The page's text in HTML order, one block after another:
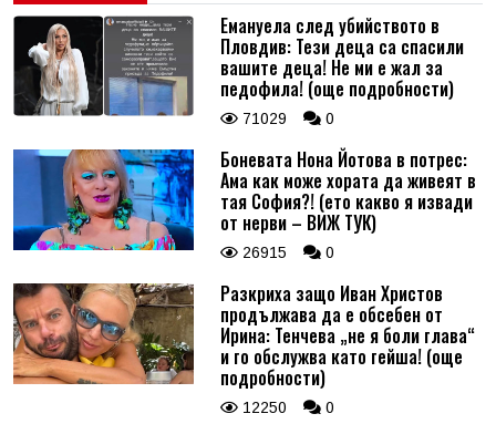
Емануела след убийството в
Пловдив: Тези деца са спасили
вашите деца! Не ми е жал за
педофила! (още подробности)
71029 0
Боневата Нона Йотова в потрес:
Ама как може хората да живеят в
тая София?! (ето какво я извади
от нерви – ВИЖ ТУК)
26915 0
Разкриха защо Иван Христов
продължава да е обсебен от
Ирина: Тенчева „не я боли глава“
и го обслужва като гейша! (още
подробности)
12250 0